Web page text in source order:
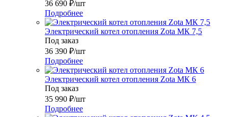
36 690 ₽/шт
Подробнее
Электрический котел отопления Zota МК 7,5
Под заказ
36 390 ₽/шт
Подробнее
Электрический котел отопления Zota МК 6
Под заказ
35 990 ₽/шт
Подробнее